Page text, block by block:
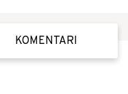
KOMENTARI